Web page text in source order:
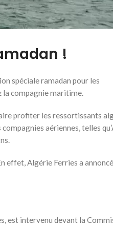
!
spéciale ramadan pour les
la compagnie maritime.
profiter les ressortissants
aériennes, telles
effet, Algérie Ferries a
est intervenu devant la